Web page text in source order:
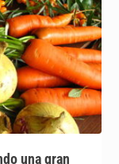
una gran